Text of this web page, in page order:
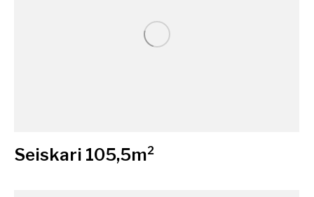
Seiskari 105,5m²